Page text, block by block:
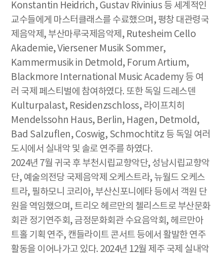
Konstantin Heidrich, Gustav Rivinius 등 세계적인
교수들에게 마스터클래스를 수료했으며, 평창 대관령국
제음악제, 부산마루국제음악제, Rutesheim Cello
Akademie, Viersener Musik Sommer,
Kammermusik in Detmold, Forum Artium,
Blackmore International Music Academy 등 여
러 국제 페스티벌에 참여하였다. 또한 독일 드레스덴
Kulturpalast, Residenzschloss, 라이프치히
Mendelssohn Haus, Berlin, Hagen, Detmold,
Bad Salzuflen, Coswig, Schmochtitz 등 독일 여러
도시에서 실내악 및 솔로 연주를 하였다.
2024년 7월 귀국 후 부천시립교향악단, 성남시립교향악
단, 예술의전당 국제음악제 오케스트라, 뉴월드 오케스
트라, 필하모니 코리아, 부산신포니에타 등에서 객원 단
원을 역임했으며, 트리오 헤르만의 첼리스트로 부산문화
회관 정기연주회, 금정문화회관 수요음악회, 헤르만아
트홀 기획 연주, 캔들라이트 콘서트 등에서 활발한 연주
활동을 이어나가고 있다. 2024년 12월 제주 국제 실내악